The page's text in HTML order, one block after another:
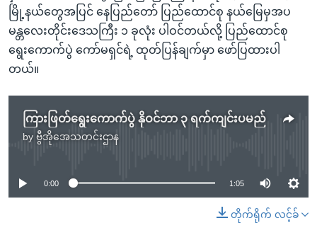
မြို့နယ်တွေအပြင် နေပြည်တော် ပြည်ထောင်စု နယ်မြေမှအပ
မန္တလေးတိုင်းဒေသကြီး ၁ ခုလုံး ပါဝင်တယ်လို့ ပြည်ထောင်စု
ရွေးကောက်ပွဲ ကော်မရှင်ရဲ့ ထုတ်ပြန်ချက်မှာ ဖော်ပြထားပါ
တယ်။
ကြားဖြတ်ရွေးကောက်ပွဲ နိုဝင်ဘာ ၃ ရက်ကျင်းပမည်
by ဗွီအိုအေသတင်းဌာန
No media source currently available
0:00 1:05
တိုက်ရိုက် လင့်ခ်